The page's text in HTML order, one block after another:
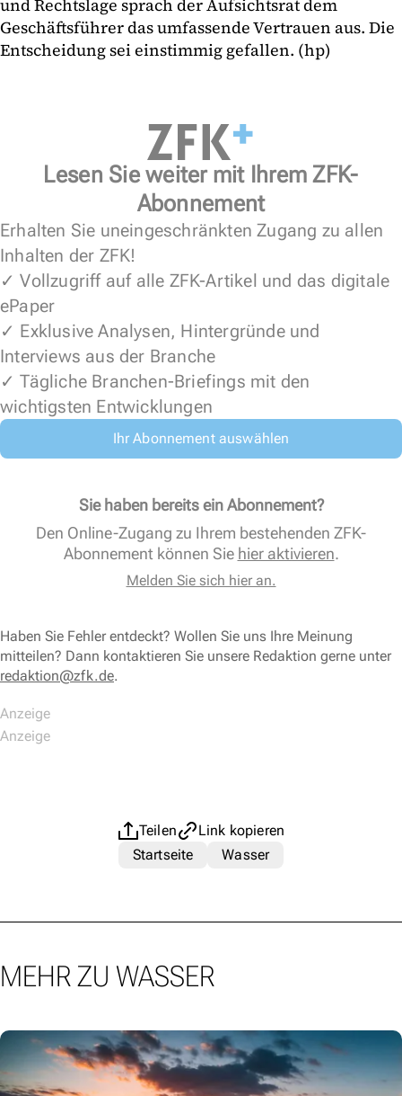
und Rechtslage sprach der Aufsichtsrat dem
Geschäftsführer das umfassende Vertrauen aus. Die
Entscheidung sei einstimmig gefallen. (hp)
Lesen Sie weiter mit Ihrem ZFK-
Abonnement
Erhalten Sie uneingeschränkten Zugang zu allen
Inhalten der ZFK!
✓ Vollzugriff auf alle ZFK-Artikel und das digitale
ePaper
✓ Exklusive Analysen, Hintergründe und
Interviews aus der Branche
✓ Tägliche Branchen-Briefings mit den
wichtigsten Entwicklungen
Ihr Abonnement auswählen
Sie haben bereits ein Abonnement?
Den Online-Zugang zu Ihrem bestehenden ZFK-
Abonnement können Sie hier aktivieren.
Melden Sie sich hier an.
Haben Sie Fehler entdeckt? Wollen Sie uns Ihre Meinung
mitteilen? Dann kontaktieren Sie unsere Redaktion gerne unter
redaktion@zfk.de.
Teilen
Link kopieren
Startseite
Wasser
MEHR ZU WASSER